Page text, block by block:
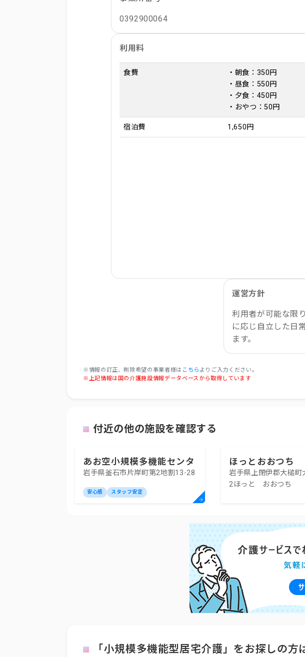
0392900064
利用料
食費
・朝食：350円
・昼食：550円
・夕食：450円
・おやつ：50円
宿泊費 1,650円
運営方針
利用者が可能な限
に応じ自立した日
ます。
※情報の訂正、削除希望の事業者様は こちら よりご入力ください。
※上記情報は国の介護施設情報データベースから取得しています
付近の他の施設を確認する
あお空小規模多機能センタ
ー釜石
岩手県釜石市片岸町第2地割13-28
安心感 スタッフ安定
ほっとおおつち
岩手県上閉伊郡大槌町
2ほっと おおつち
「小規模多機能型居宅介護」をお探しの